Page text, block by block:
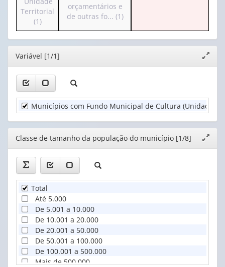
população
Gestão
(1)
o
cabeçalho
(possui
apenas
valor):
Unidade
Territorial
(1)
Territorial
(1)
para
o
apenas
valor):
Recursos
orçamentários
e
de
outras
fo...
orçamentários e
de outras fo... (1)
Editor
janela
Variável [1/1]
Municípios com Fundo Municipal de Cultura (Unidades)
Editor
janela
Classe de tamanho da população do município [1/8]
Total
Até 5.000
De 5.001 a 10.000
De 10.001 a 20.000
De 20.001 a 50.000
De 50.001 a 100.000
De 100.001 a 500.000
Mais de 500.000